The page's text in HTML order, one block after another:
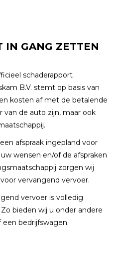
IN GANG ZETTEN
schaderapport
B.V. stemt op basis van
kosten af met de betalende
van de auto zijn, maar ook
afspraak ingepland voor
wensen en/of de afspraken
zorgen wij
vervangend vervoer.
vervoer is volledig
bieden wij u onder andere
een bedrijfswagen.